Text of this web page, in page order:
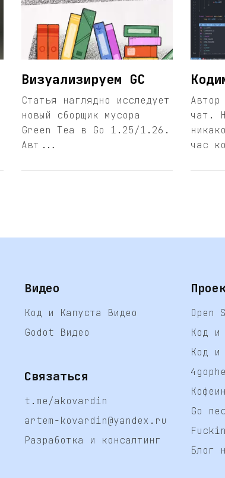
Визуализируем GC
Статья наглядно исследует
новый сборщик мусора
Green Tea в Go 1.25/1.26.
Авт...
чат.
час
Видео
Код и Капуста Видео
Godot Видео
Связаться
t.me/akovardin
artem-kovardin@yandex.ru
Разработка и консалтинг
Open
Код и
Код и
Кофеин
Go
Блог